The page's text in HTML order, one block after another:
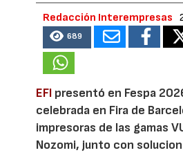
Redacción Interempresas
689
EFI presentó en Fespa
celebrada en Fira de
impresoras de las gamas
Nozomi, junto con